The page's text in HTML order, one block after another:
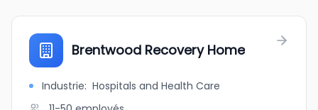
Brentwood Recovery Home
Industrie: Hospitals and Health Care